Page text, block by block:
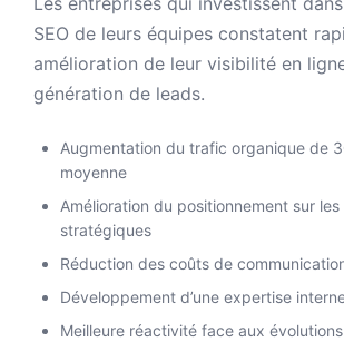
SEO de leurs équipes constatent
amélioration de leur visibilité en
génération de leads.
Augmentation du trafic organique de
moyenne
Amélioration du positionnement sur
stratégiques
Réduction des coûts de
Développement d’une expertise
Meilleure réactivité face aux